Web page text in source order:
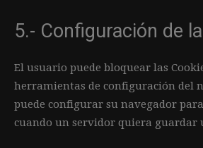
5.- Configuración de
El usuario puede bloquear las
herramientas de configuración del
puede configurar su navegador
cuando un servidor quiera guardar